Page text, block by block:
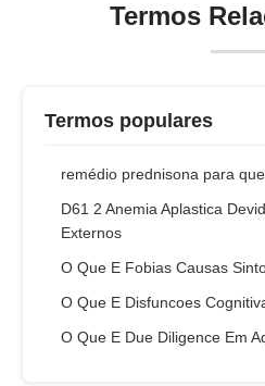
Termos
Termos populares
remédio prednisona para
D61 2 Anemia Aplastica
Externos
O Que E Fobias Causas
O Que E Disfuncoes
O Que E Due Diligence Em